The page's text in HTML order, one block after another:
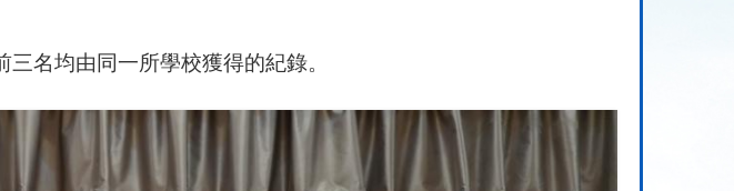
名均由同一所學校獲得的紀錄。